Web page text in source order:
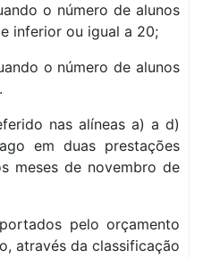
o número de alunos
inferior ou igual a 20;
o número de alunos
nas alíneas a) a d)
em duas prestações
meses de novembro de
pelo orçamento
através da classificação